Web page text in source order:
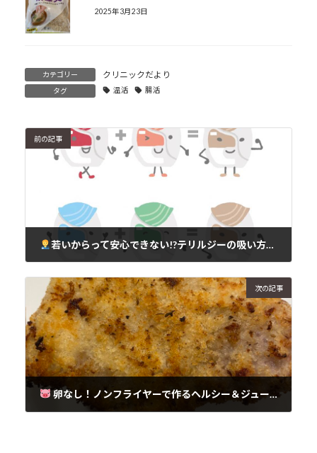
2025年3月23日
カテゴリー クリニックだより
タグ 温活 腸活
前の記事
若いからって安心できない!?テリルジーの吸い方、あなたは本当にできていますか？
次の記事
卵なし！ノンフライヤーで作るヘルシー＆ジューシーとんかつ